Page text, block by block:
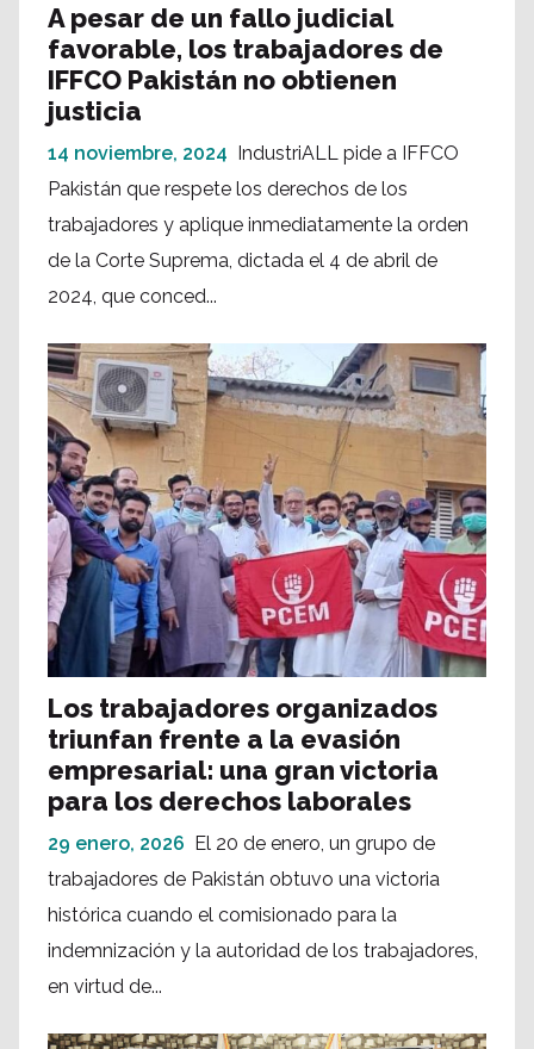
A pesar de un fallo judicial
favorable, los trabajadores de
IFFCO Pakistán no obtienen
justicia
14 noviembre, 2024 IndustriALL pide a IFFCO
Pakistán que respete los derechos de los
trabajadores y aplique inmediatamente la orden
de la Corte Suprema, dictada el 4 de abril de
2024, que conced...
Los trabajadores organizados
triunfan frente a la evasión
empresarial: una gran victoria
para los derechos laborales
29 enero, 2026 El 20 de enero, un grupo de
trabajadores de Pakistán obtuvo una victoria
histórica cuando el comisionado para la
indemnización y la autoridad de los trabajadores,
en virtud de...